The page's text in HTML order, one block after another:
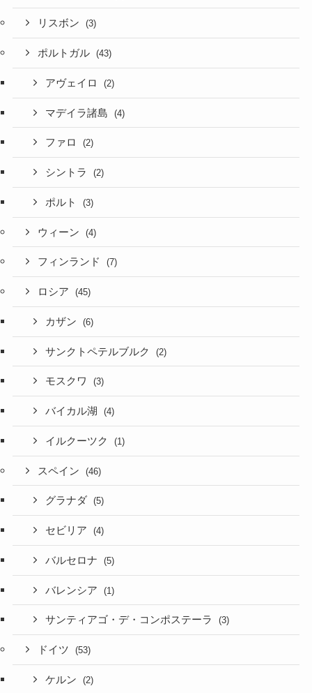
リスボン (3)
ポルトガル (43)
アヴェイロ (2)
マデイラ諸島 (4)
ファロ (2)
シントラ (2)
ポルト (3)
ウィーン (4)
フィンランド (7)
ロシア (45)
カザン (6)
サンクトペテルブルク (2)
モスクワ (3)
バイカル湖 (4)
イルクーツク (1)
スペイン (46)
グラナダ (5)
セビリア (4)
バルセロナ (5)
バレンシア (1)
サンティアゴ・デ・コンポステーラ (3)
ドイツ (53)
ケルン (2)